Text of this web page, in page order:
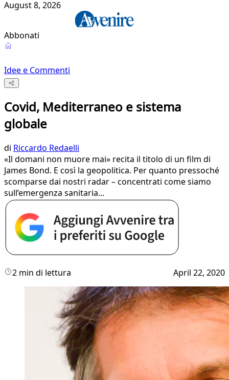
August 8, 2026
Abbonati
Idee e Commenti
Covid, Mediterraneo e sistema
globale
di Riccardo Redaelli
«Il domani non muore mai» recita il titolo di un film di
James Bond. E così la geopolitica. Per quanto pressoché
scomparse dai nostri radar – concentrati come siamo
sull’emergenza sanitaria...
2 min di lettura April 22, 2020